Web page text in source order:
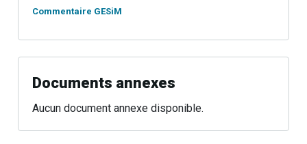
Commentaire GESiM
Documents annexes
Aucun document annexe disponible.